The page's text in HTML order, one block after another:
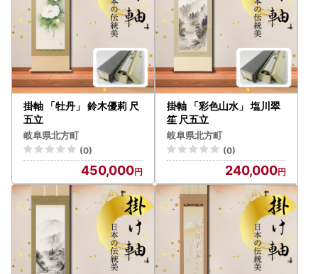
掛軸 「牡丹」 鈴木優莉 尺
五立
岐阜県北方町
(0)
450,000
掛軸 「彩色山水」 塩川翠
笙 尺五立
岐阜県北方町
(0)
240,000